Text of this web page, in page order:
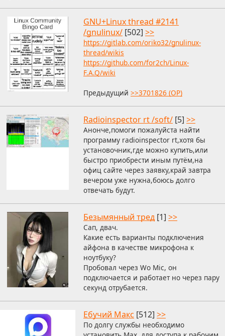
GNU+Linux thread #2141
/gnulinux/ [502] >>
https://gitlab.com/oriko32/gnulinux-
thread/wikis
https://github.com/for2ch/Linux-
F.A.Q/wiki
Предыдущий >>3701826 (OP)
Radioinspector rt /soft/ [5] >>
Анонче,помоги пожалуйста найти
программу radioinspector rt,хотя бы
установочник,где можно купить,или
быстро приобрести иным путём,на
офиц сайте через заявку,край завтра
вечером уже нужна,боюсь долго
отвечать будут.
Безымянный тред [1] >>
Сап, двач.
Какие есть варианты подключения
айфона в качестве микрофона к
ноутбуку?
Пробовал через Wo Mic, он
подключается и работает но через пару
секунд отрубается.
Ебучий Макс [512] >>
По долгу службы необходимо